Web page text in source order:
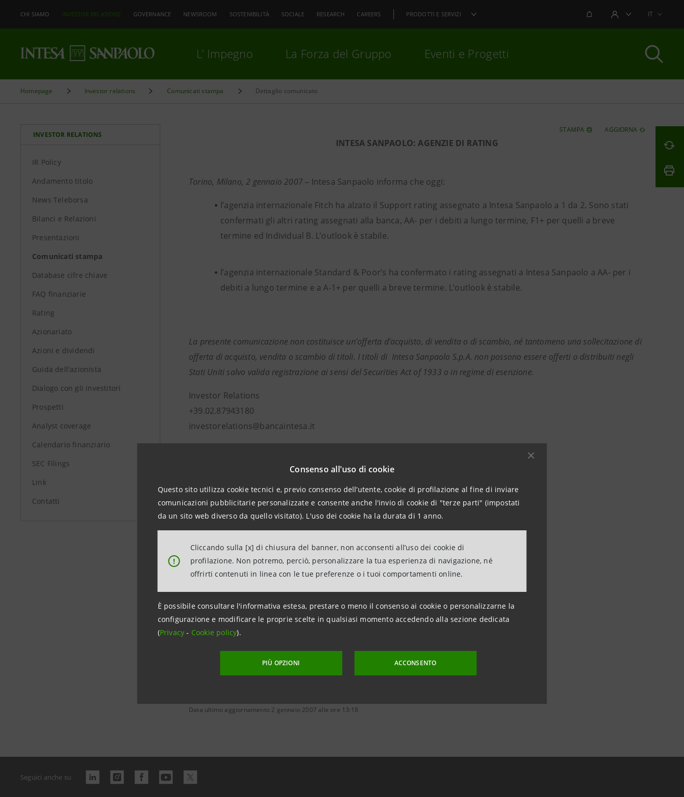
Consenso all'uso di cookie
Questo sito utilizza cookie tecnici e, previo consenso dell’utente, cookie di profilazione al fine di inviare
comunicazioni pubblicitarie personalizzate e consente anche l'invio di cookie di "terze parti" (impostati
da un sito web diverso da quello visitato). L'uso dei cookie ha la durata di 1 anno.
!
Cliccando sulla [x] di chiusura del banner, non acconsenti all’uso dei cookie di
profilazione. Non potremo, perciò, personalizzare la tua esperienza di navigazione, né
offrirti contenuti in linea con le tue preferenze o i tuoi comportamenti online.
È possibile consultare l'informativa estesa, prestare o meno il consenso ai cookie o personalizzarne la
configurazione e modificare le proprie scelte in qualsiasi momento accedendo alla sezione dedicata
(Privacy- Cookie policy).
PIÙ OPZIONI ACCONSENTO
CHI SIAMO INVESTOR RELATIONS GOVERNANCE NEWSROOM SOSTENIBILITÀ SOCIALE RESEARCH CAREERS PRODOTTI E SERVIZI NOTIFICHEAREA UTENTEIT
L’ Impegno La Forza del Gruppo Eventi e Progetti
Homepage Investor relations Comunicati stampa Dettaglio comunicato
INVESTOR RELATIONS
IR Policy
Andamento titolo
News Teleborsa
Bilanci e Relazioni
Presentazioni
Comunicati stampa
Database cifre chiave
FAQ finanziarie
Rating
Azionariato
Azioni e dividendi
Guida dell'azionista
Dialogo con gli investitori
Prospetti
Analyst coverage
Calendario finanziario
SEC Filings
Link
Contatti
STAMPA AGGIORNA
INTESA SANPAOLO: AGENZIE DI RATING
Torino, Milano, 2 gennaio 2007 – Intesa Sanpaolo informa che oggi:
l’agenzia internazionale Fitch ha alzato il Support rating assegnato a Intesa Sanpaolo a 1 da 2. Sono stati
confermati gli altri rating assegnati alla banca, AA- per i debiti a lungo termine, F1+ per quelli a breve
termine ed Individual B. L’outlook è stabile.
l’agenzia internazionale Standard & Poor’s ha confermato i rating assegnati a Intesa Sanpaolo a AA- per i
debiti a lungo termine e a A-1+ per quelli a breve termine. L’outlook è stabile.
La presente comunicazione non costituisce un’offerta d’acquisto, di vendita o di scambio, né tantomeno una sollecitazione di
offerta di acquisto, vendita o scambio di titoli. I titoli di Intesa Sanpaolo S.p.A. non possono essere offerti o distribuiti negli
Stati Uniti salvo valida registrazione ai sensi del Securities Act of 1933 o in regime di esenzione.
Investor Relations
+39.02.87943180
investorelations@bancaintesa.it
Media Relations
+39.02.87963531
stampa@bancaintesa.it
Relazioni Esterne
+39 011 555 7747
Data ultimo aggiornamento 2 gennaio 2007 alle ore 13:18
Seguici anche su